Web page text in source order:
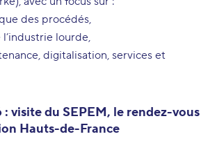
des procédés,
lourde,
digitalisation, services et
: visite du SEPEM, le rendez-vous
Hauts-de-France